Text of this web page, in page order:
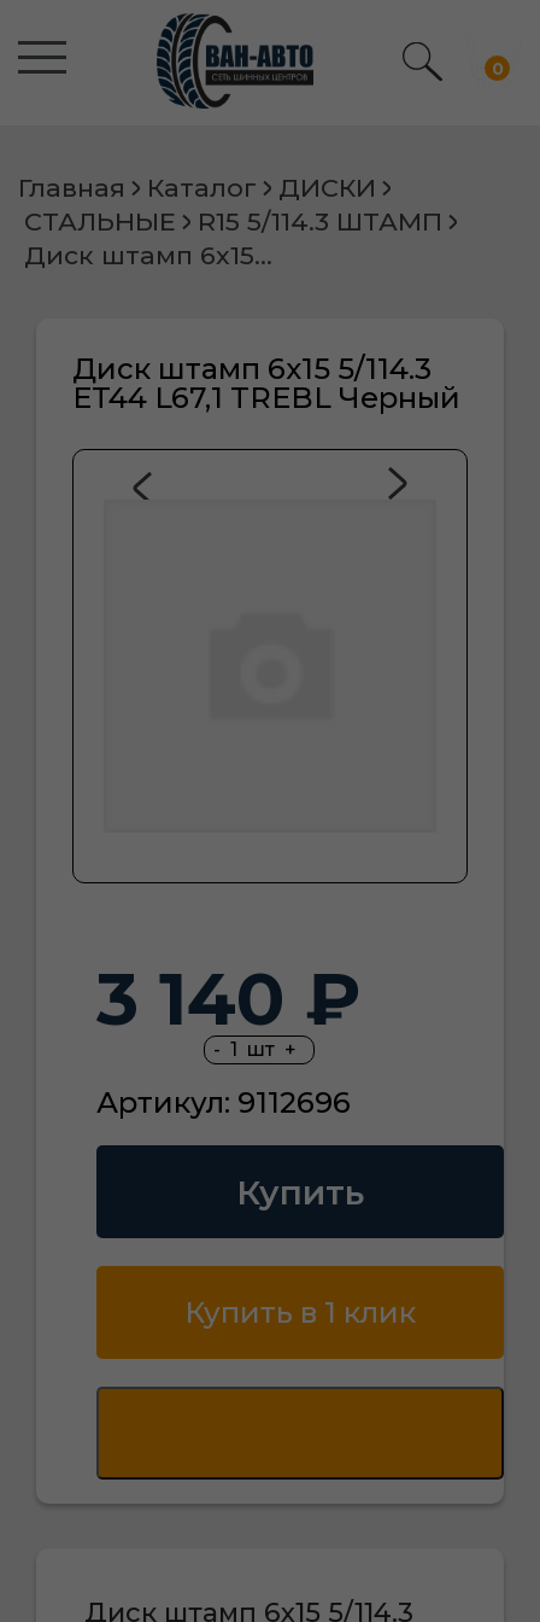
0
Главная Каталог
ДИСКИ
СТАЛЬНЫЕ
R15 5/114.3 ШТАМП
Диск штамп 6х15 5/114.3 ET44 L67,1 TREBL Черный
Диск штамп 6х15 5/114.3
ET44 L67,1 TREBL Черный
3 140 ₽
- 1 шт +
Артикул: 9112696
Купить
Купить в 1 клик
Диск штамп 6х15 5/114.3